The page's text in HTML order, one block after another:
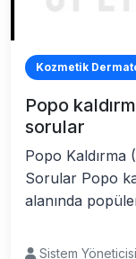
Kozmetik
Popo
sorular
Popo Kaldırma
Sorular Popo
alanında
Sistem Yöneticisi